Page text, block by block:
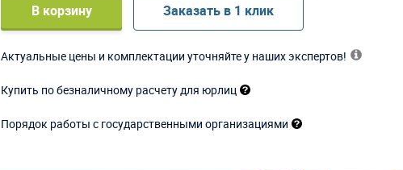
В корзину Заказать в 1 клик
Актуальные цены и комплектации уточняйте у наших экспертов!
Купить по безналичному расчету для юрлиц
Порядок работы с государственными организациями